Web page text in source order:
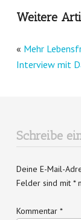
Weitere
« Mehr
Interview mit
Schreibe
Deine E-Mail-
Felder sind mit *
Kommentar *